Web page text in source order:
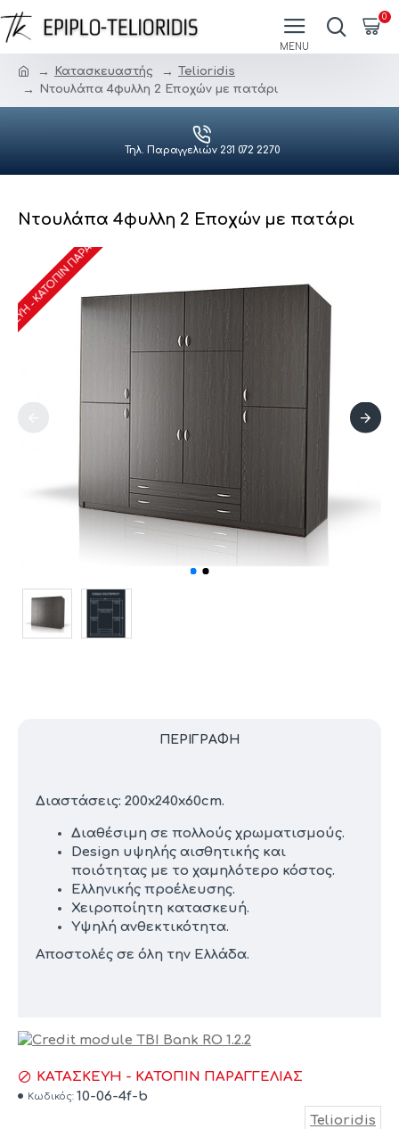
0
Κατασκευαστής
Telioridis
Ντουλάπα 4φυλλη 2 Εποχών με πατάρι
Τηλ. Παραγγελιών 231 072 2270
Ντουλάπα 4φυλλη 2 Εποχών με πατάρι
- ΚΑΤΌΠΙΝ ΠΑΡΑΓΓΕΛΊΑΣ
ΠΕΡΙΓΡΑΦΉ
Διαστάσεις: 200x240x60cm.
Διαθέσιμη σε πολλούς χρωματισμούς.
Design υψηλής αισθητικής και
ποιότητας με το χαμηλότερο κόστος.
Ελληνικής προέλευσης.
Χειροποίητη κατασκευή.
Υψηλή ανθεκτικότητα.
Αποστολές σε όλη την Ελλάδα.
ΚΑΤΑΣΚΕΥΉ - ΚΑΤΌΠΙΝ ΠΑΡΑΓΓΕΛΊΑΣ
Κωδικός: 10-06-4f-b
Telioridis